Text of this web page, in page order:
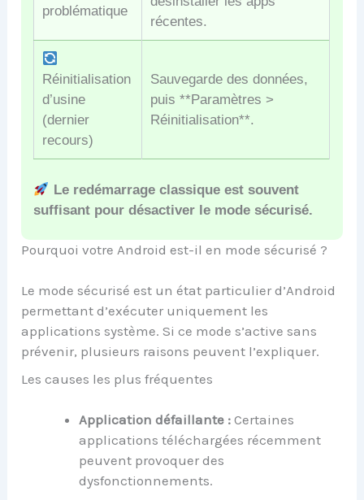
problématique
récentes.
Réinitialisation
d’usine
(dernier
recours)
Sauvegarde des données,
puis **Paramètres >
Réinitialisation**.
Le redémarrage classique est souvent
suffisant pour désactiver le mode sécurisé.
Pourquoi votre Android est-il en mode sécurisé ?
Le mode sécurisé est un état particulier d’Android
permettant d’exécuter uniquement les
applications système. Si ce mode s’active sans
prévenir, plusieurs raisons peuvent l’expliquer.
Les causes les plus fréquentes
Application défaillante : Certaines
applications téléchargées récemment
peuvent provoquer des
dysfonctionnements.